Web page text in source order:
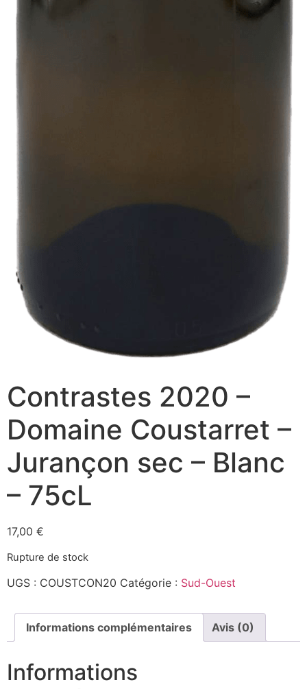
Contrastes 2020 –
Domaine Coustarret –
Jurançon sec – Blanc
– 75cL
17,00 €
Rupture de stock
UGS : COUSTCON20 Catégorie : Sud-Ouest
Informations complémentaires Avis (0)
Informations